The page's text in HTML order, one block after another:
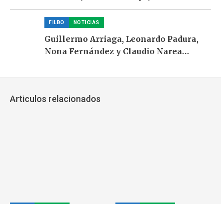
y María Elvira Samper llegan a Ulibro
2026
FILBO NOTICIAS
Guillermo Arriaga, Leonardo Padura,
Nona Fernández y Claudio Narea
salvaje’ en Ulibro 2026
Articulos relacionados